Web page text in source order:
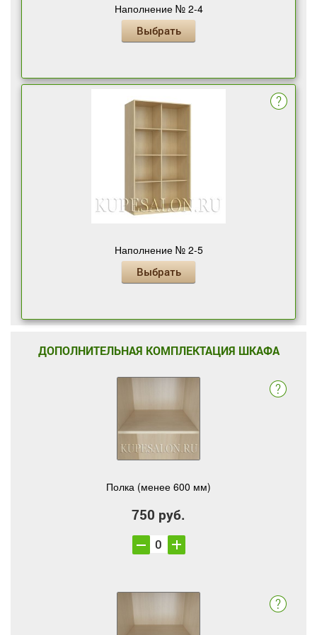
Наполнение № 2-4
Выбрать
Наполнение № 2-5
Выбрать
ДОПОЛНИТЕЛЬНАЯ КОМПЛЕКТАЦИЯ ШКАФА
Полка (менее 600 мм)
750 руб.